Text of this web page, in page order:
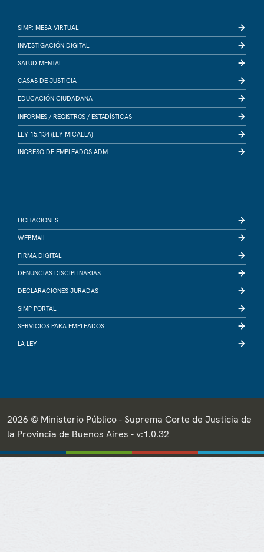
SIMP: MESA VIRTUAL
INVESTIGACIÓN DIGITAL
SALUD MENTAL
CASAS DE JUSTICIA
EDUCACIÓN CIUDADANA
INFORMES / REGISTROS / ESTADÍSTICAS
LEY 15.134 (LEY MICAELA)
INGRESO DE EMPLEADOS ADM.
LICITACIONES
WEBMAIL
FIRMA DIGITAL
DENUNCIAS DISCIPLINARIAS
DECLARACIONES JURADAS
SIMP PORTAL
SERVICIOS PARA EMPLEADOS
LA LEY
2026 © Ministerio Público - Suprema Corte de Justicia de
la Provincia de Buenos Aires - v:1.0.32